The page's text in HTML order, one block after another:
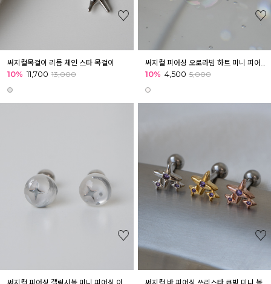
써지컬목걸이 리듬 체인 스타 목걸이
10% 11,700 13,000 10% 4,500 5,000